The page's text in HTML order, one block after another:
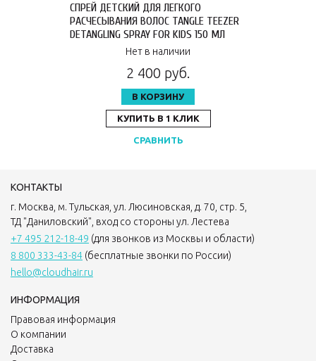
СПРЕЙ ДЕТСКИЙ ДЛЯ ЛЕГКОГО
РАСЧЕСЫВАНИЯ ВОЛОС TANGLE TEEZER
DETANGLING SPRAY FOR KIDS 150 МЛ
Нет в наличии
2 400 руб.
В КОРЗИНУ
КУПИТЬ В 1 КЛИК
СРАВНИТЬ
КОНТАКТЫ
г. Москва, м. Тульская, ул. Люсиновская, д. 70, стр. 5,
ТД "Даниловский", вход со стороны ул. Лестева
+7 495 212-18-49 (для звонков из Москвы и области)
8 800 333-43-84 (бесплатные звонки по России)
hello@cloudhair.ru
ИНФОРМАЦИЯ
Правовая информация
О компании
Доставка